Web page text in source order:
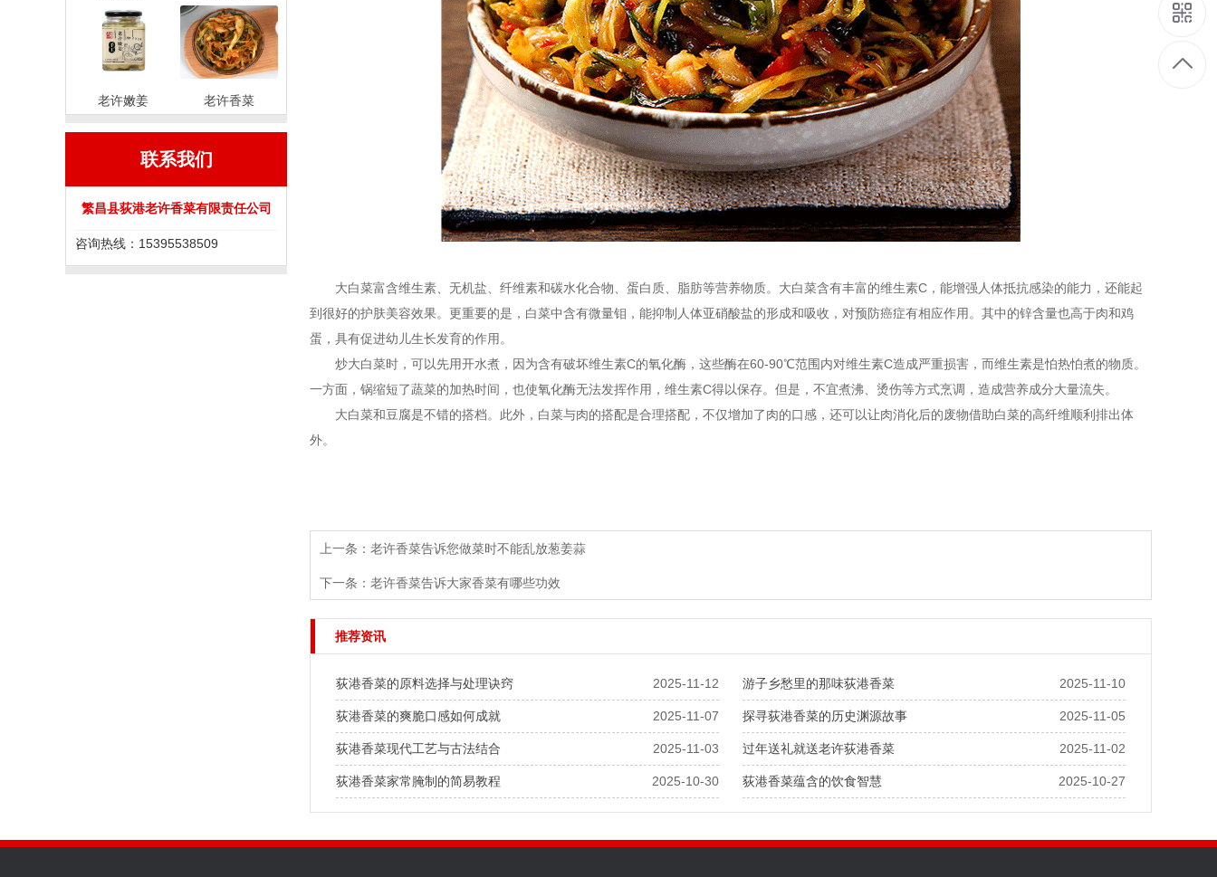
老许嫩姜 老许香菜
联系我们
繁昌县荻港老许香菜有限责任公司
咨询热线：15395538509
大白菜富含维生素、无机盐、纤维素和碳水化合物、蛋白质、脂肪等营养物质。大白菜含有丰富的维生素C，能增强人体抵抗感染的能力，还能起
到很好的护肤美容效果。更重要的是，白菜中含有微量钼，能抑制人体亚硝酸盐的形成和吸收，对预防癌症有相应作用。其中的锌含量也高于肉和鸡
蛋，具有促进幼儿生长发育的作用。
炒大白菜时，可以先用开水煮，因为含有破坏维生素C的氧化酶，这些酶在60-90℃范围内对维生素C造成严重损害，而维生素是怕热怕煮的物质。
一方面，锅缩短了蔬菜的加热时间，也使氧化酶无法发挥作用，维生素C得以保存。但是，不宜煮沸、烫伤等方式烹调，造成营养成分大量流失。
大白菜和豆腐是不错的搭档。此外，白菜与肉的搭配是合理搭配，不仅增加了肉的口感，还可以让肉消化后的废物借助白菜的高纤维顺利排出体
外。
上一条： 老许香菜告诉您做菜时不能乱放葱姜蒜
下一条： 老许香菜告诉大家香菜有哪些功效
推荐资讯
2025-11-12
荻港香菜的原料选择与处理诀窍 2025-11-10
游子乡愁里的那味荻港香菜
2025-11-07
荻港香菜的爽脆口感如何成就 2025-11-05
探寻荻港香菜的历史渊源故事
2025-11-03
荻港香菜现代工艺与古法结合 2025-11-02
过年送礼就送老许荻港香菜
2025-10-30
荻港香菜家常腌制的简易教程 2025-10-27
荻港香菜蕴含的饮食智慧